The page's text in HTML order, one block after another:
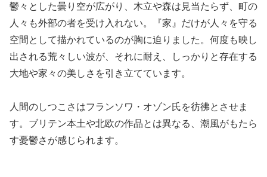
鬱々とした曇り空が広がり、木立や森は見当たらず、町の
人々も外部の者を受け入れない。『家』だけが人々を守る
空間として描かれているのが胸に迫りました。何度も映し
出される荒々しい波が、それに耐え、しっかりと存在する
大地や家々の美しさを引き立てています。
人間のしつこさはフランソワ・オゾン氏を彷彿とさせま
す。ブリテン本土や北欧の作品とは異なる、潮風がもたら
す憂鬱さが感じられます。